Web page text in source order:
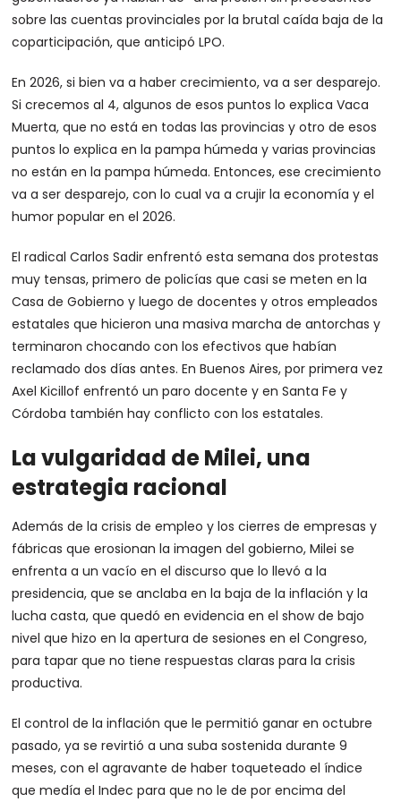
sobre las cuentas provinciales por la brutal caída baja de la
coparticipación, que anticipó LPO.
En 2026, si bien va a haber crecimiento, va a ser desparejo.
Si crecemos al 4, algunos de esos puntos lo explica Vaca
Muerta, que no está en todas las provincias y otro de esos
puntos lo explica en la pampa húmeda y varias provincias
no están en la pampa húmeda. Entonces, ese crecimiento
va a ser desparejo, con lo cual va a crujir la economía y el
humor popular en el 2026.
El radical Carlos Sadir enfrentó esta semana dos protestas
muy tensas, primero de policías que casi se meten en la
Casa de Gobierno y luego de docentes y otros empleados
estatales que hicieron una masiva marcha de antorchas y
terminaron chocando con los efectivos que habían
reclamado dos días antes. En Buenos Aires, por primera vez
Axel Kicillof enfrentó un paro docente y en Santa Fe y
Córdoba también hay conflicto con los estatales.
La vulgaridad de Milei, una
estrategia racional
Además de la crisis de empleo y los cierres de empresas y
fábricas que erosionan la imagen del gobierno, Milei se
enfrenta a un vacío en el discurso que lo llevó a la
presidencia, que se anclaba en la baja de la inflación y la
lucha casta, que quedó en evidencia en el show de bajo
nivel que hizo en la apertura de sesiones en el Congreso,
para tapar que no tiene respuestas claras para la crisis
productiva.
El control de la inflación que le permitió ganar en octubre
pasado, ya se revirtió a una suba sostenida durante 9
meses, con el agravante de haber toqueteado el índice
que medía el Indec para que no le de por encima del